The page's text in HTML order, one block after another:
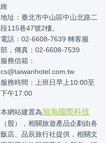
維
地址：臺北市中山區中山北路二
段115巷47號2樓。
電話：02-6608-7639 轉客服
部，傳真：02-6608-7539
服務信箱：
cs@taiwanhotel.com.tw
服務時間：上班日早上10:00至
下午17:00
本網站建置為旭海國際科技
（股），相關旅遊產品企劃由各
飯店、品辰旅行社提供．相關文